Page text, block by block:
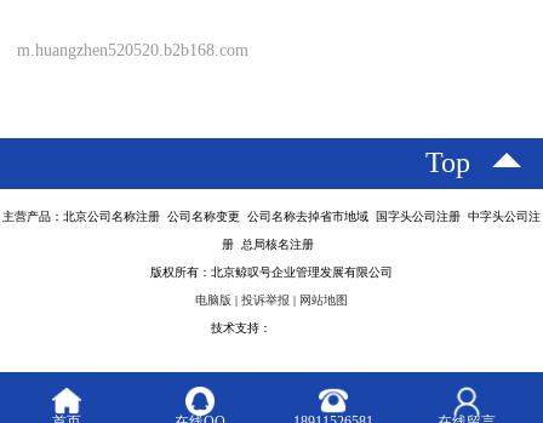
m.huangzhen520520.b2b168.com
Top
主营产品：北京公司名称注册 公司名称变更 公司名称去掉省市地域 国字头公司注册 中字头公司注
册 总局核名注册
版权所有：北京鲸叹号企业管理发展有限公司
电脑版 | 投诉举报 | 网站地图
技术支持：